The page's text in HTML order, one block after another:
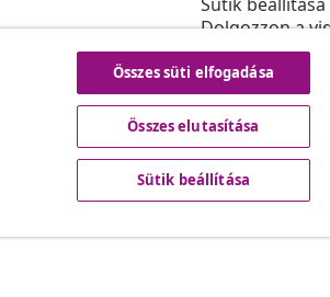
Sütik beállítása
Dolgozzon a
Biztonsági
EU felelős
Politikával EPR
Összes süti elfogadása
Összes elutasítása
Sütik beállítása